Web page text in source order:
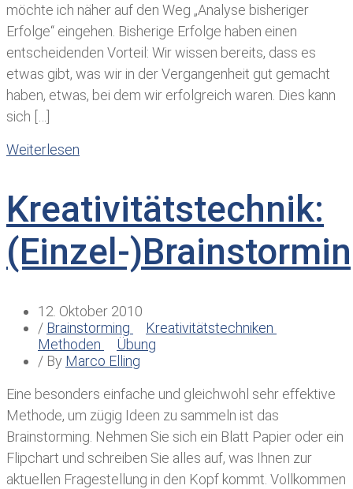
möchte ich näher auf den Weg „Analyse bisheriger
Erfolge“ eingehen. Bisherige Erfolge haben einen
entscheidenden Vorteil: Wir wissen bereits, dass es
etwas gibt, was wir in der Vergangenheit gut gemacht
haben, etwas, bei dem wir erfolgreich waren. Dies kann
sich […]
Weiterlesen
Kreativitätstechnik:
(Einzel-
12. Oktober 2010
/ Brainstorming
Kreativitätstechniken
Methoden
Übung
/ By Marco Elling
Eine besonders einfache und gleichwohl sehr effektive
Methode, um zügig Ideen zu sammeln ist das
Brainstorming. Nehmen Sie sich ein Blatt Papier oder ein
Flipchart und schreiben Sie alles auf, was Ihnen zur
aktuellen Fragestellung in den Kopf kommt. Vollkommen